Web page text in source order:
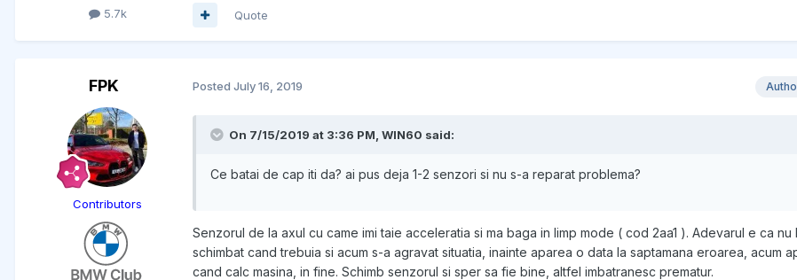
5.7k Quote
FPK
Contributors
Posted July 16, 2019
On 7/15/2019 at 3:36 PM, WIN60 said:
Ce batai de cap iti da? ai pus deja 1-2 senzori si nu s-a reparat problema?
Senzorul de la axul cu came imi taie acceleratia si ma baga in limp mode ( cod 2aa1 ). Adevarul e ca nu
schimbat cand trebuia si acum s-a agravat situatia, inainte aparea o data la saptamana eroarea, acum
cand calc masina, in fine. Schimb senzorul si sper sa fie bine, altfel imbatranesc prematur.